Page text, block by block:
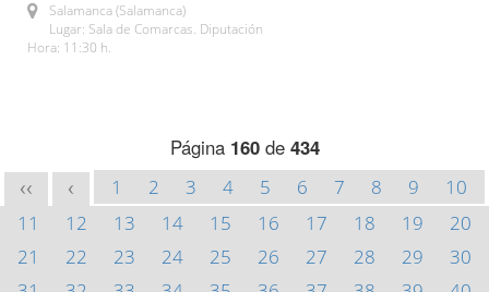
Salamanca (Salamanca)
Lugar: Sala de Comarcas. Diputación
Hora: 11:30 h.
Página 160de 434
<< < 1 2 3 4 5 6 7 8 9
10
11
12 13 14 15 16 17 18 19
20
21
22 23 24 25 26 27 28 29
30